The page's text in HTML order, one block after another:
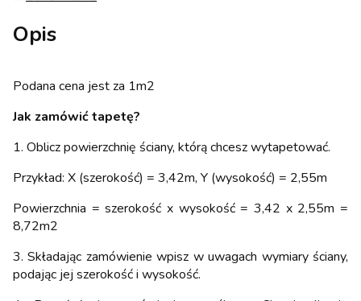
Opis
Podana cena jest za 1m2
Jak zamówić tapetę?
1. Oblicz powierzchnię ściany, którą chcesz wytapetować.
Przykład: X (szerokość) = 3,42m, Y (wysokość) = 2,55m
Powierzchnia = szerokość x wysokość = 3,42 x 2,55m =
8,72m2
3. Składając zamówienie wpisz w uwagach wymiary ściany,
podając jej szerokość i wysokość.